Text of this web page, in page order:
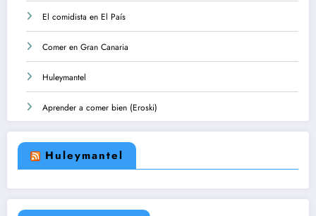
El comidista en El País
Comer en Gran Canaria
Huleymantel
Aprender a comer bien (Eroski)
Huleymantel